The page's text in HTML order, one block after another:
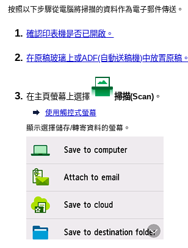
按照以下步驟從電腦將掃描的資料作為電子郵件傳送。
確認印表機是否已開啟。
在原稿玻璃 上或ADF(自動送稿機)中放置原稿。
在主頁螢幕上選擇 掃描(Scan) 。
使用觸控式螢幕
顯示選擇儲存/轉寄資料的螢幕。